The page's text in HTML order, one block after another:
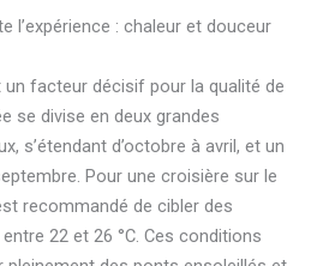
l’expérience : chaleur et douceur
un facteur décisif pour la qualité de
se divise en deux grandes
s’étendant d’octobre à avril, et un
Pour une croisière sur le
recommandé de cibler des
22 et 26 °C. Ces conditions